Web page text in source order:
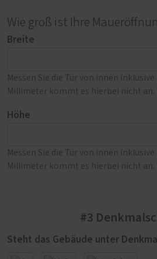
Wie groß ist Ihre
Breite
Messen Sie die Tür von innen
Millimeter kommt es hierbei nicht
Höhe
Messen Sie die Tür von innen
Millimeter kommt es hierbei nicht
#3
Steht das Gebäude unter